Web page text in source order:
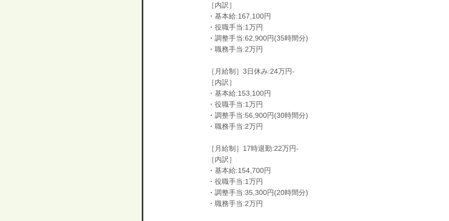
［内訳］
・基本給:167,100円
・役職手当:1万円
・調整手当:62,900円(35時間分)
・職務手当:2万円
［月給制］3日休み:24万円-
［内訳］
・基本給:153,100円
・役職手当:1万円
・調整手当:56,900円(30時間分)
・職務手当:2万円
［月給制］17時退勤:22万円-
［内訳］
・基本給:154,700円
・役職手当:1万円
・調整手当:35,300円(20時間分)
・職務手当:2万円